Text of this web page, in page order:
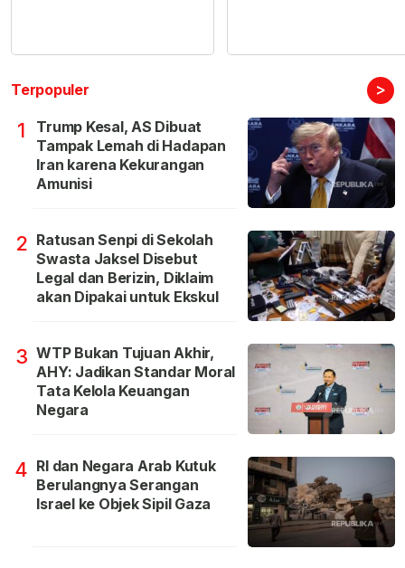
Terpopuler >
1
Trump Kesal, AS Dibuat
Tampak Lemah di Hadapan
Iran karena Kekurangan
Amunisi
2 Ratusan Senpi di Sekolah
Swasta Jaksel Disebut
Legal dan Berizin, Diklaim
akan Dipakai untuk Ekskul
3 WTP Bukan Tujuan Akhir,
AHY: Jadikan Standar Moral
Tata Kelola Keuangan
Negara
4 RI dan Negara Arab Kutuk
Berulangnya Serangan
Israel ke Objek Sipil Gaza